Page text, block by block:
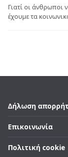
Γιατί οι άνθρωποι
έχουμε τα
Δήλωση
Επικοινωνία
Πολιτική cookie